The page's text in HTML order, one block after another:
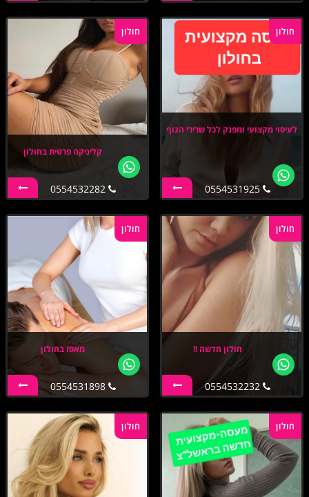
חולון
לעיסוי מקצועי ומפנק לכל שרירי הגוף
0554531925
חולון
קליניקה פרטית בחולון
0554532282
חולון
חולון חדשה !!
0554532232
חולון
מאסז בחולון
0554531898
חולון חולון